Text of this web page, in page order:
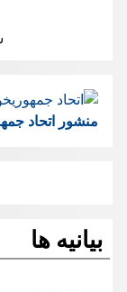
منشور اتحاد
بیانیه ها